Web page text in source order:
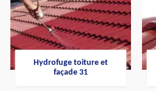
Hydrofuge toiture et
façade 31